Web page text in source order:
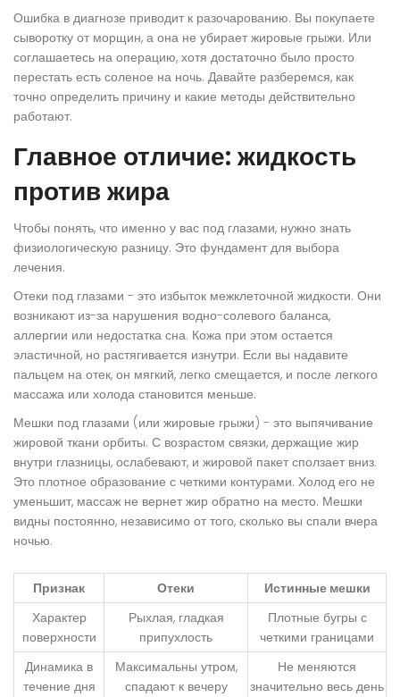
Ошибка в диагнозе приводит к разочарованию. Вы покупаете
сыворотку от морщин, а она не убирает жировые грыжи. Или
соглашаетесь на операцию, хотя достаточно было просто
перестать есть соленое на ночь. Давайте разберемся, как
точно определить причину и какие методы действительно
работают.
Главное отличие: жидкость
против жира
Чтобы понять, что именно у вас под глазами, нужно знать
физиологическую разницу. Это фундамент для выбора
лечения.
Отеки под глазами - это избыток межклеточной жидкости. Они
возникают из-за нарушения водно-солевого баланса,
аллергии или недостатка сна. Кожа при этом остается
эластичной, но растягивается изнутри. Если вы надавите
пальцем на отек, он мягкий, легко смещается, и после легкого
массажа или холода становится меньше.
Мешки под глазами (или жировые грыжи) - это выпячивание
жировой ткани орбиты. С возрастом связки, держащие жир
внутри глазницы, ослабевают, и жировой пакет сползает вниз.
Это плотное образование с четкими контурами. Холод его не
уменьшит, массаж не вернет жир обратно на место. Мешки
видны постоянно, независимо от того, сколько вы спали вчера
ночью.
Признак Отеки
Истинные мешки
Характер
поверхности
Рыхлая, гладкая
припухлость
Плотные бугры с
четкими границами
Динамика в
течение дня
Максимальны утром,
спадают к вечеру
Не меняются
значительно весь день